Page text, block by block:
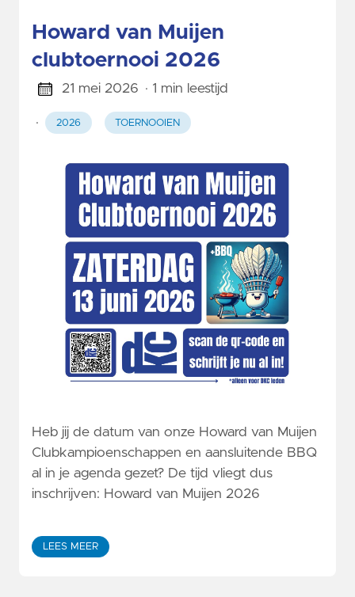
Howard van Muijen
clubtoernooi 2026
21 mei 2026 · 1 min leestijd
· 2026 TOERNOOIEN
Heb jij de datum van onze Howard van Muijen
Clubkampioenschappen en aansluitende BBQ
al in je agenda gezet? De tijd vliegt dus
inschrijven: Howard van Muijen 2026
LEES MEER